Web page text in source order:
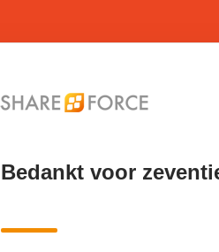
Bedankt voor